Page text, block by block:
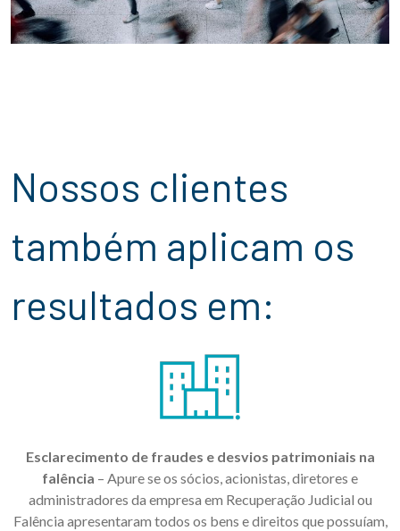
Nossos clientes
também aplicam os
resultados em:
Esclarecimento de fraudes e desvios patrimoniais na
falência – Apure se os sócios, acionistas, diretores e
administradores da empresa em Recuperação Judicial ou
Falência apresentaram todos os bens e direitos que possuíam,